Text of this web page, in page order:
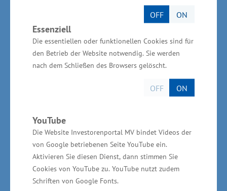
OFF ON
Essenziell
Die essentiellen oder funktionellen Cookies sind für
den Betrieb der Website notwendig. Sie werden
nach dem Schließen des Browsers gelöscht.
OFF ON
YouTube
Die Website Investorenportal MV bindet Videos der
von Google betriebenen Seite YouTube ein.
Aktivieren Sie diesen Dienst, dann stimmen Sie
Cookies von YouTube zu. YouTube nutzt zudem
Schriften von Google Fonts.
Schifffahrt wie etwa PowerPacks,
Brennstoffzellen oder Photovoltaik-Anlagen
auf Schiffen sowie durch windkraftbasierte
Zusatzantriebe lassen sich Emissionen deutlich
senken. Darin liegt nebenbei eine große Chance
für unsere Wirtschaft, denn Technologien wie
Innovationstreiber. Vor allem aber geht es nun
darum, das LNG-Importterminal am schleswig-
holsteinischen Elbehafen Brunsbüttel zügig zu
errichten. Nur so können wir unsere Gasimporte
langfristig sichern und unabhängig von